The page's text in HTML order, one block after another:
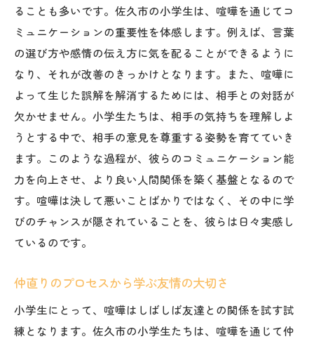
ることも多いです。佐久市の小学生は、喧嘩を通じてコ
ミュニケーションの重要性を体感します。例えば、言葉
の選び方や感情の伝え方に気を配ることができるように
なり、それが改善のきっかけとなります。また、喧嘩に
よって生じた誤解を解消するためには、相手との対話が
欠かせません。小学生たちは、相手の気持ちを理解しよ
うとする中で、相手の意見を尊重する姿勢を育てていき
ます。このような過程が、彼らのコミュニケーション能
力を向上させ、より良い人間関係を築く基盤となるので
す。喧嘩は決して悪いことばかりではなく、その中に学
びのチャンスが隠されていることを、彼らは日々実感し
ているのです。
仲直りのプロセスから学ぶ友情の大切さ
小学生にとって、喧嘩はしばしば友達との関係を試す試
練となります。佐久市の小学生たちは、喧嘩を通じて仲